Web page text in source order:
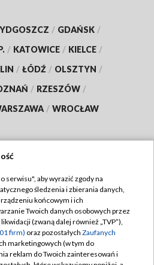
/ GDAŃSK /
/ KATOWICE / KIELCE /
/ ŁÓDŹ / OLSZTYN /
/ RZESZÓW /
/ WROCŁAW
TVP
TVP
prywatności
zgody
serwisu", aby wyrazić zgody na
śledzenia i zbierania danych,
końcowym i ich
Twoich danych osobowych przez
(zwaną dalej również „TVP”),
firm) oraz pozostałych Zaufanych
marketingowych (w tym do
reklam do Twoich zainteresowań i